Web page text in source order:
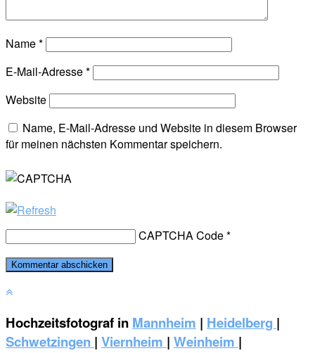
Name*
E-Mail-Adresse*
Website
Name, E-Mail-Adresse und Website in diesem Browser
für meinen nächsten Kommentar speichern.
CAPTCHA Code*
Hochzeitsfotograf in Mannheim | Heidelberg |
Schwetzingen | Viernheim | Weinheim |